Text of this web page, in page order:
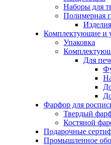
Наборы для
Полимерная
Комплектующие и
Упаковка
Для
Фарфор для
Твердый
Костяной
Подарочные
Промышленное